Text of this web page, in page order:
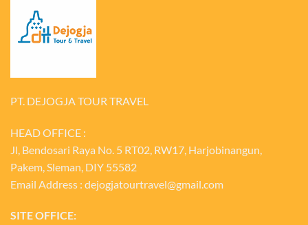
PT. DEJOGJA TOUR TRAVEL
HEAD OFFICE :
Jl, Bendosari Raya No. 5 RT02, RW17, Harjobinangun,
Pakem, Sleman, DIY 55582
Email Address : dejogjatourtravel@gmail.com
SITE OFFICE: